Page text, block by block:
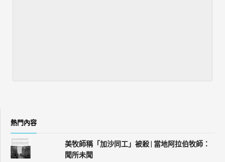
熱門內容
美牧師稱「加沙同工」被殺 | 當地阿拉伯牧師：
聞所未聞